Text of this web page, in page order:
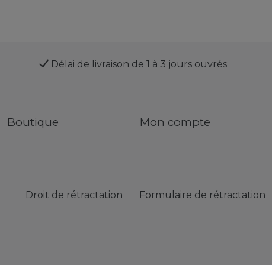
Délai de livraison de 1 à 3 jours ouvrés
Boutique Mon compte
Droit de rétractation Formulaire de rétractation